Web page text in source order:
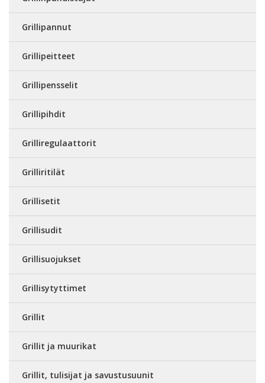
Grillipannut
Grillipeitteet
Grillipensselit
Grillipihdit
Grilliregulaattorit
Grilliritilät
Grillisetit
Grillisudit
Grillisuojukset
Grillisytyttimet
Grillit
Grillit ja muurikat
Grillit, tulisijat ja savustusuunit